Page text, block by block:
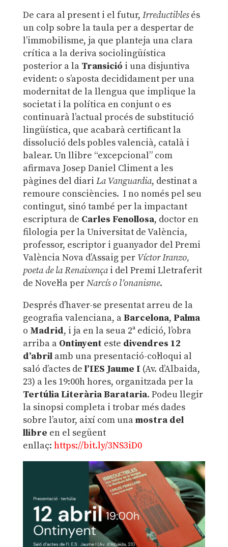
De cara al present i el futur, Irreductiblesés
un colp sobre la taula per a despertar de
l’immobilisme, ja que planteja una clara
crítica a la deriva sociolingüística
posterior a la Transició i una disjuntiva
evident: o s’aposta decididament per una
modernitat de la llengua que implique la
societat i la política en conjunt o es
continuarà l’actual procés de substitució
lingüística, que acabarà certificant la
dissolució dels pobles valencià, català i
balear. Un llibre “excepcional” com
afirmava Josep Daniel Climent a les
pàgines del diari La Vanguardia, destinat a
remoure consciències. I no només pel seu
contingut, sinó també per la impactant
escriptura de Carles Fenollosa, doctor en
filologia per la Universitat de València,
professor, escriptor i guanyador del Premi
València Nova d’Assaig per Víctor Iranzo,
poeta de la Renaixençai del Premi Lletraferit
de Novel·la perNarcís o l’onanisme.
Després d’haver-se presentat arreu de la
geografia valenciana, aBarcelona, Palma
o Madrid, i ja en la seua 2ª edició, l’obra
arriba a Ontinyenteste divendres 12
d’abril amb una presentació-col·loqui al
saló d’actes de l’IES Jaume I (Av. d’Albaida,
23) a les 19:00h hores, organitzada per la
Tertúlia Literària Barataria. Podeu llegir
la sinopsi completa i trobar més dades
sobre l’autor, així com unamostra del
llibre en el següent
enllaç: https://bit.ly/3NS3iD0